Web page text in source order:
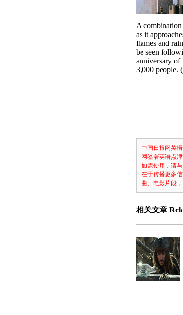
A
as it
flames and
be seen
anniversary of
3,000 people.
中国日报网英
网签署英语点
如需使用，请
在于传播更多
曲、电影片段
相关文章